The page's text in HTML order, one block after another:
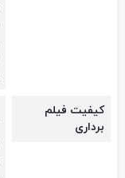
کیفیت فیلم
برداری